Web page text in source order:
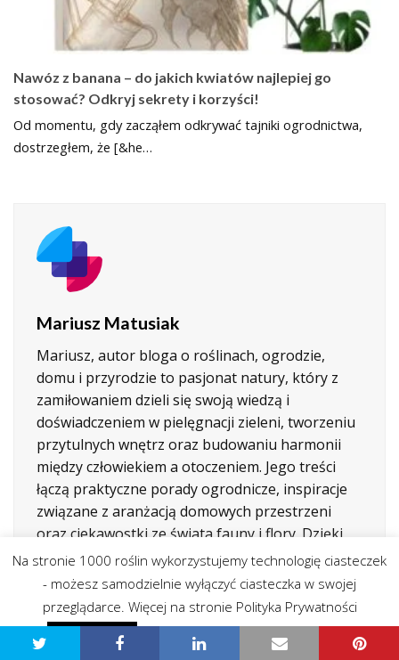
Nawóz z banana – do jakich kwiatów najlepiej go
stosować? Odkryj sekrety i korzyści!
Od momentu, gdy zacząłem odkrywać tajniki ogrodnictwa,
dostrzegłem, że [&he…
Mariusz Matusiak
Mariusz, autor bloga o roślinach, ogrodzie,
domu i przyrodzie to pasjonat natury, który z
zamiłowaniem dzieli się swoją wiedzą i
doświadczeniem w pielęgnacji zieleni, tworzeniu
przytulnych wnętrz oraz budowaniu harmonii
między człowiekiem a otoczeniem. Jego treści
łączą praktyczne porady ogrodnicze, inspiracje
związane z aranżacją domowych przestrzeni
oraz ciekawostki ze świata fauny i flory. Dzięki
lekkiemu stylowi pisania i autentycznej pasji do
przyrody, blog ten przyciąga zarówno
początkujących miłośników roślin, jak i
doświadczonych ogrodników, szukających
sprawdzonych pomysłów i naturalnych
Na stronie 1000 roślin wykorzystujemy technologię ciasteczek
- możesz samodzielnie wyłączyć ciasteczka w swojej
przeglądarce. Więcej na stronie Polityka Prywatności
Zgadzam się Polityka prywatności - przeczytaj